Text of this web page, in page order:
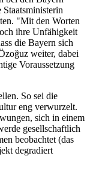
"Mit den Worten
ihre Unfähigkeit
die Bayern sich
weiter, dabei
Voraussetzung
So sei die
eng verwurzelt.
sich in einem
gesellschaftlich
beobachtet (das
degradiert